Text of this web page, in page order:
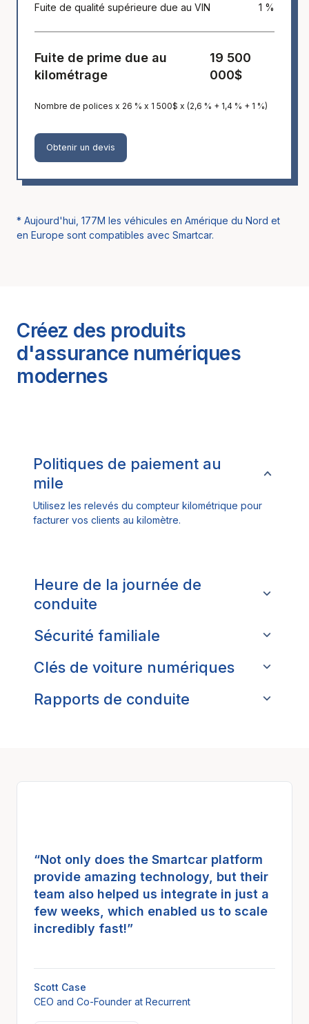
Fuite de qualité supérieure due au VIN 1 %
Fuite de prime due au
kilométrage
19 500
000$
Nombre de polices x 26 % x 1 500$ x (2,6 % + 1,4 % + 1 %)
Obtenir un devis
* Aujourd'hui, 177M les véhicules en Amérique du Nord et
en Europe sont compatibles avec Smartcar.
Créez des produits
d'assurance numériques
modernes
Politiques de paiement au
mile
Utilisez les relevés du compteur kilométrique pour
facturer vos clients au kilomètre.
Heure de la journée de
conduite
Sécurité familiale
Clés de voiture numériques
Rapports de conduite
“Not only does the Smartcar platform
provide amazing technology, but their
team also helped us integrate in just a
few weeks, which enabled us to scale
incredibly fast!”
Scott Case
CEO and Co-Founder at Recurrent